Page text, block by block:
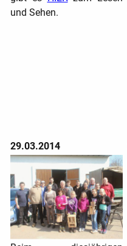
und Sehen.
29.03.2014